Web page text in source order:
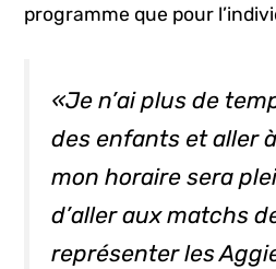
programme que pour
«Je n’ai plus de
des enfants et aller
mon horaire sera
d’aller aux matchs
représenter les